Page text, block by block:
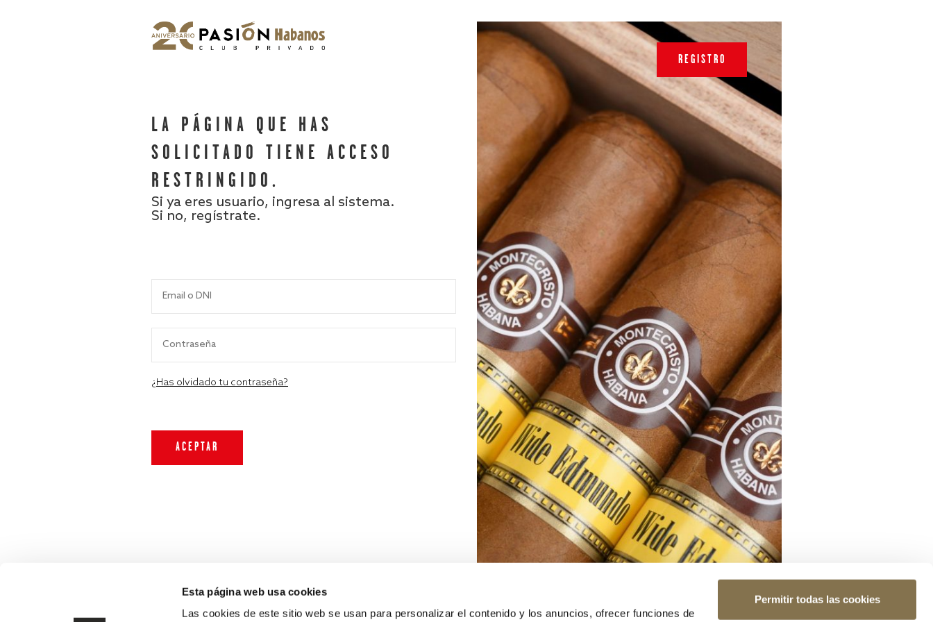
Esta página web usa cookies
Las cookies de este sitio web se usan para personalizar el contenido y los anuncios, ofrecer funciones de
Permitir todas las cookies
LA PÁGINA QUE HAS
SOLICITADO TIENE ACCESO
RESTRINGIDO.
Si ya eres usuario, ingresa al sistema.
Si no, regístrate.
¿Has olvidado tu contraseña?
REGISTRO